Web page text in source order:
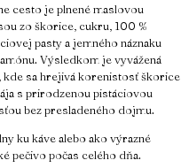
cesto je plnené maslovou
zo škorice, cukru, 100 %
pasty a jemného náznaku
Výsledkom je vyvážená
kde sa hrejivá korenistosť škorice
s prirodzenou pistáciovou
bez presladeného dojmu.
ku káve alebo ako výrazné
pečivo počas celého dňa.